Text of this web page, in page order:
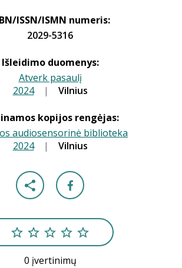
ISSN/ISMN numeris:
2029-5316
Išleidimo duomenys:
Atverk pasaulį
2024 | Vilnius
kopijos rengėjas:
audiosensorinė biblioteka
2024 | Vilnius
0 įvertinimų